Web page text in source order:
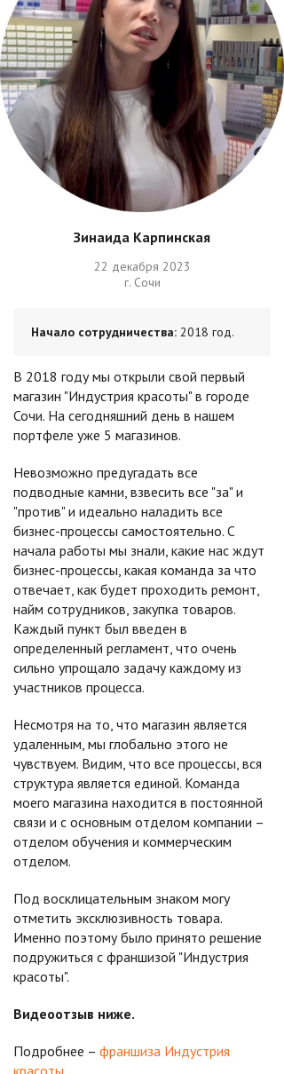
Зинаида Карпинская
22 декабря 2023
г. Сочи
Начало сотрудничества: 2018 год.
В 2018 году мы открыли свой первый
магазин "Индустрия красоты" в городе
Сочи. На сегодняшний день в нашем
портфеле уже 5 магазинов.
Невозможно предугадать все
подводные камни, взвесить все "за" и
"против" и идеально наладить все
бизнес-процессы самостоятельно. С
начала работы мы знали, какие нас ждут
бизнес-процессы, какая команда за что
отвечает, как будет проходить ремонт,
найм сотрудников, закупка товаров.
Каждый пункт был введен в
определенный регламент, что очень
сильно упрощало задачу каждому из
участников процесса.
Несмотря на то, что магазин является
удаленным, мы глобально этого не
чувствуем. Видим, что все процессы, вся
структура является единой. Команда
моего магазина находится в постоянной
связи и с основным отделом компании –
отделом обучения и коммерческим
отделом.
Под восклицательным знаком могу
отметить эксклюзивность товара.
Именно поэтому было принято решение
подружиться с франшизой "Индустрия
красоты".
Видеоотзыв ниже.
Подробнее – франшиза Индустрия
красоты